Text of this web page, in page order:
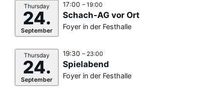
Thursday
24.
September
17:00 – 19:00
Schach-AG vor Ort
Foyer in der Festhalle
Thursday
24.
September
19:30 – 23:00
Spielabend
Foyer in der Festhalle